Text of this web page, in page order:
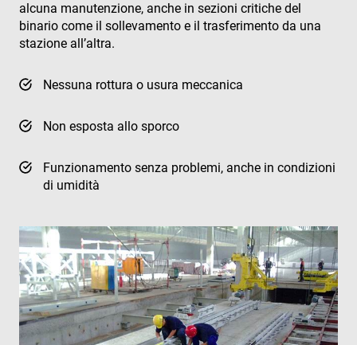
alcuna manutenzione, anche in sezioni critiche del
binario come il sollevamento e il trasferimento da una
stazione all’altra.
Nessuna rottura o usura meccanica
Non esposta allo sporco
Funzionamento senza problemi, anche in condizioni
di umidità